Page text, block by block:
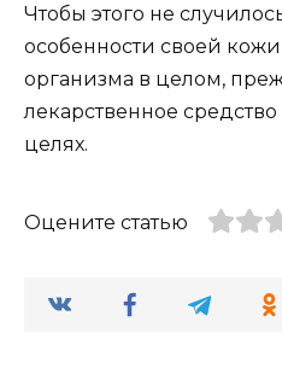
Чтобы этого не
особенности своей
организма в целом,
лекарственное
целях.
Оцените статью